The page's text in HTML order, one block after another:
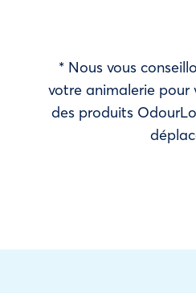
* Nous vous
votre animalerie pour
des produits